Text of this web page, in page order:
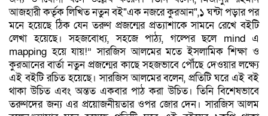
আজহারী কর্তৃক লিখিত নতুন বই"এক নজরে কুরআন",১ ঘন্টা পড়ার পর
মনে হয়েছে ঠিক যেন তরুণ প্রজন্মের প্রত্যাশাকে সামনে রেখে বইটি
লেখা হয়েছে। সহজবোধ্য, সহজে পাঠ্য, গল্পের ছলে mind এ
mapping হয়ে যায়!” সারজিস আলমের মতে ইসলামিক শিক্ষা ও
কুরআনের বার্তা নতুন প্রজন্মের কাছে সহজভাবে পৌঁছে দেওয়ার লক্ষ্যে
এই বইটি রচিত হয়েছে। সারজিস আলমের বলেন, প্রতিটি ঘরে এই বই
থাকা উচিত এবং অন্তত একবার পাঠ করা উচিত। তিনি বিশেষভাবে
তরুণদের জন্য এর প্রয়োজনীয়তার ওপর জোর দেন। সারজিস আলম